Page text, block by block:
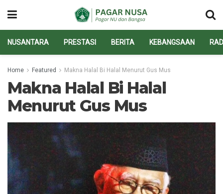
NUSANTARA PRESTASI BERITA KEBANGSAAN
Home Featured Makna Halal Bi Halal Menurut Gus Mus
Makna Halal Bi Halal
Menurut Gus Mus